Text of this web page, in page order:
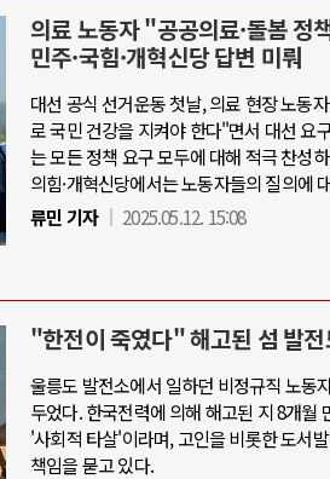
의료 노동자 "공공의료·돌봄 정
민주·국힘·개혁신당 답변 미뤄
대선 공식 선거운동 첫날, 의료 현장 노동
로 국민 건강을 지켜야 한다"면서 대선 요
는 모든 정책 요구 모두에 대해 적극 찬성
의힘·개혁신당에서는 노동자들의 질의에
류민 기자
2025.05.12. 15:08
"한전이 죽였다" 해고된 섬 발
울릉도 발전소에서 일하던 비정규직 노동
두었다. 한국전력에 의해 해고된 지 8개월
'사회적 타살'이라며, 고인을 비롯한 도서
책임을 묻고 있다.